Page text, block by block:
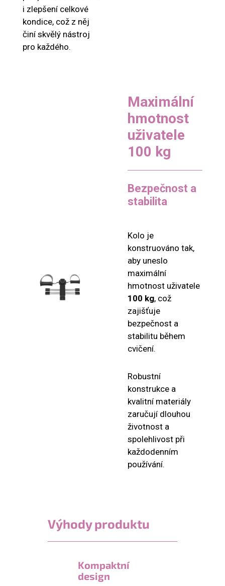
i zlepšení celkové
kondice, což z něj
činí skvělý nástroj
pro každého.
Maximální
hmotnost
uživatele
100 kg
Bezpečnost a
stabilita
Kolo je
konstruováno tak,
aby uneslo
maximální
hmotnost uživatele
100 kg, což
zajišťuje
bezpečnost a
stabilitu během
cvičení.
Robustní
konstrukce a
kvalitní materiály
zaručují dlouhou
životnost a
spolehlivost při
každodenním
používání.
Výhody produktu
Kompaktní
design